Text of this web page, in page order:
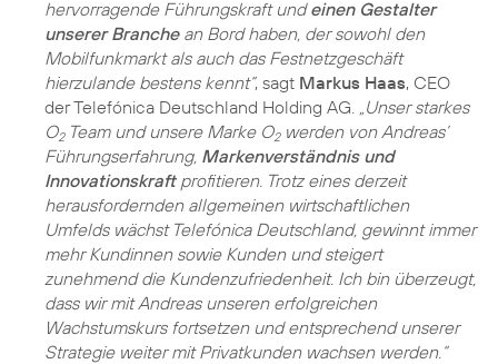
hervorragende Führungskraft undeinen Gestalter
unserer Branchean Bord haben, der sowohl den
Mobilfunkmarkt als auch das Festnetzgeschäft
hierzulande bestens kennt“, sagt Markus Haas, CEO
der Telefónica Deutschland Holding AG.
„Unser starkes
O2Team und unsere Marke O2werden von Andreas’
Führungserfahrung, Markenverständnis und
Innovationskraftprofitieren. Trotz eines derzeit
herausfordernden allgemeinen wirtschaftlichen
Umfelds wächst Telefónica Deutschland, gewinnt immer
mehr Kundinnen sowie Kunden und steigert
zunehmend die Kundenzufriedenheit. Ich bin überzeugt,
dass wir mit Andreas unseren erfolgreichen
Wachstumskurs fortsetzen und entsprechend unserer
Strategie weiter mit Privatkunden wachsen werden.“